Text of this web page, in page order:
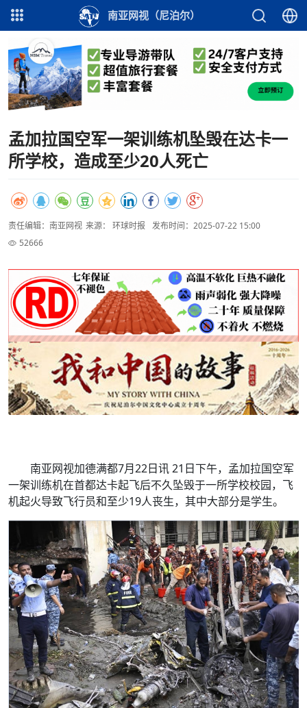
南亚网视（尼泊尔）
孟加拉国空军一架训练机坠毁在达卡一
所学校，造成至少20人死亡
责任编辑：南亚网视 来源： 环球时报
发布时间：2025-07-22 15:00
52666
南亚网视加德满都7月22日讯 21日下午，孟加拉国空军
一架训练机在首都达卡起飞后不久坠毁于一所学校校园，飞
机起火导致飞行员和至少19人丧生，其中大部分是学生。